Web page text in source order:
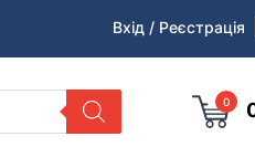
Вхід / Реєстрація
0